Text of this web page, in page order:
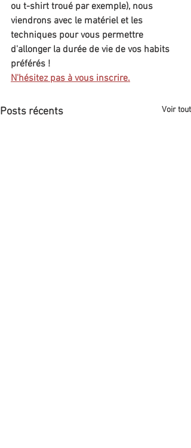
ou t-shirt troué par exemple), nous
viendrons avec le matériel et les
techniques pour vous permettre
d'allonger la durée de vie de vos habits
préférés !
N'hésitez pas à vous inscrire.
Posts récents Voir tout